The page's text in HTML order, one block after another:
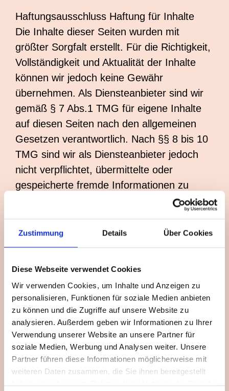
Zustimmung Details Über Cookies
Diese Webseite verwendet Cookies
Wir verwenden Cookies, um Inhalte und Anzeigen zu
personalisieren, Funktionen für soziale Medien anbieten
zu können und die Zugriffe auf unsere Website zu
analysieren. Außerdem geben wir Informationen zu Ihrer
Verwendung unserer Website an unsere Partner für
soziale Medien, Werbung und Analysen weiter. Unsere
Partner führen diese Informationen möglicherweise mit
weiteren Daten zusammen, die Sie ihnen bereitgestellt
Haftungsausschluss Haftung für Inhalte
Die Inhalte dieser Seiten wurden mit
größter Sorgfalt erstellt. Für die Richtigkeit,
Vollständigkeit und Aktualität der Inhalte
können wir jedoch keine Gewähr
übernehmen. Als Diensteanbieter sind wir
gemäß § 7 Abs.1 TMG für eigene Inhalte
auf diesen Seiten nach den allgemeinen
Gesetzen verantwortlich. Nach §§ 8 bis 10
TMG sind wir als Diensteanbieter jedoch
nicht verpflichtet, übermittelte oder
gespeicherte fremde Informationen zu
überwachen oder nach Umständen zu
Tätigkeit hinweisen. Verpflichtungen zur
Entfernung oder Sperrung der Nutzung von
diesbezügliche Haftung ist jedoch erst ab
dem Zeitpunkt der Kenntnis einer
konkreten Rechtsverletzung möglich. Bei
Bekanntwerden von entsprechenden
Rechtsverletzungen werden wir diese
Inhalte umgehend entfernen.